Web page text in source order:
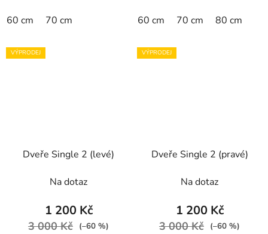
60 cm 70 cm 60 cm 70 cm 80 cm
VÝPRODEJ
Dveře Single 2 (levé)
Na dotaz
1 200 Kč
3 000 Kč (–60 %)
VÝPRODEJ
Dveře Single 2 (pravé)
Na dotaz
1 200 Kč
3 000 Kč (–60 %)